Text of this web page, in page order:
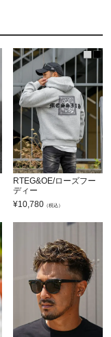
RTEG&OE/ローズフー
ディー
¥10,780 （税込）